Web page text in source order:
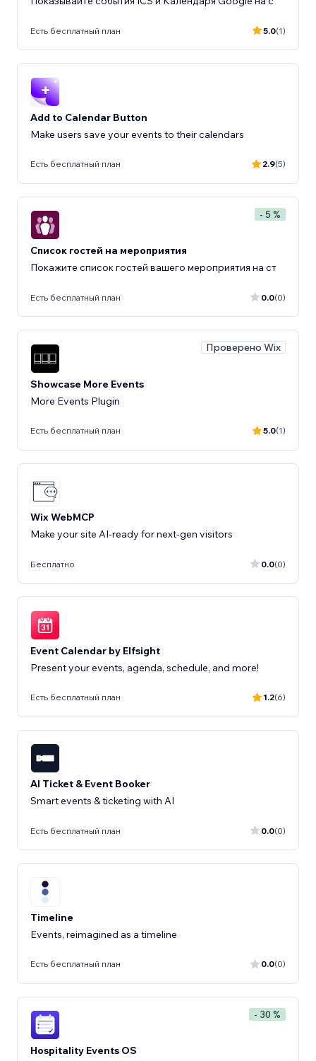
Есть бесплатный план 5.0(1)
Add to Calendar Button
Make users save your events to their calendars
Есть бесплатный план 2.9(5)
- 5 %
Список гостей на мероприятия
Покажите список гостей вашего мероприятия на ст
Есть бесплатный план 0.0(0)
Проверено Wix
Showcase More Events
More Events Plugin
Есть бесплатный план 5.0(1)
Wix WebMCP
Make your site AI-ready for next-gen visitors
Бесплатно 0.0(0)
Event Calendar by Elfsight
Present your events, agenda, schedule, and more!
Есть бесплатный план 1.2(6)
AI Ticket & Event Booker
Smart events & ticketing with AI
Есть бесплатный план 0.0(0)
Timeline
Events, reimagined as a timeline
Есть бесплатный план 0.0(0)
- 30 %
Hospitality Events OS